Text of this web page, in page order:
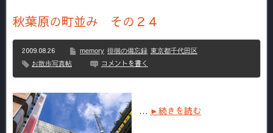
秋葉原の町並み その２４
2009.08.26 memory 徘徊の備忘録 東京都千代田区
お散歩写真帖
コメントを書く
… ►続きを読む